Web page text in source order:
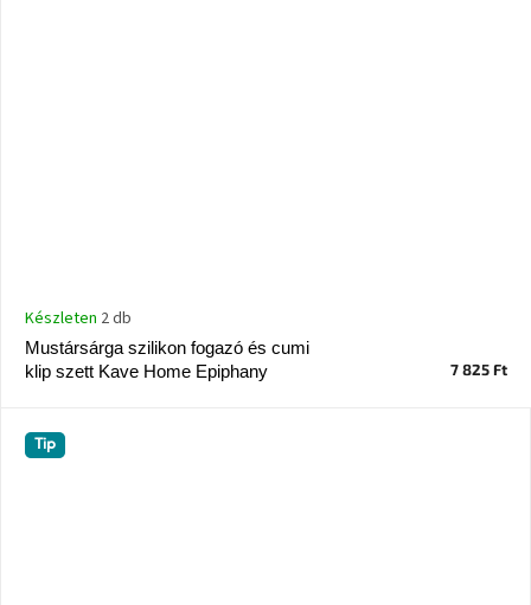
Mustársárga szilikon fogazó és cumi
klip szett Kave Home Epiphany
Készleten 2 db
7 825 Ft
Tip